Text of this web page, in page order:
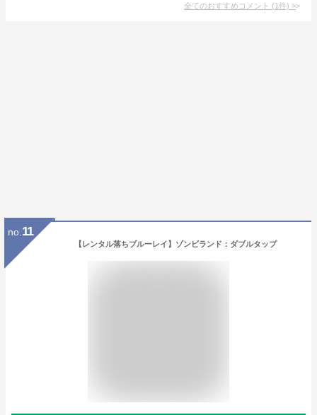
全てのおすすめコメント (1件) >
no. 11
【レンタル落ちブルーレイ】ゾンビランド：ダブルタップ